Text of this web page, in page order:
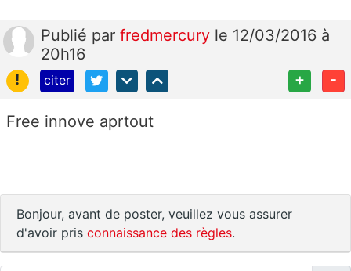
Publié par fredmercury le 12/03/2016 à
20h16
!
citer + -
Free innove aprtout
Bonjour, avant de poster, veuillez vous assurer
d'avoir pris connaissance des règles.